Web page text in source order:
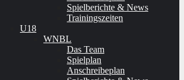
Spielberichte & News
Trainingszeiten
U18
WNBL
Das Team
Spielplan
Anschreibeplan